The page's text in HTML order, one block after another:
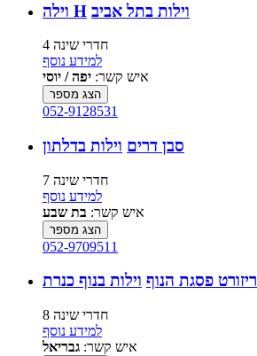
וילה H וילות בתל אביב
4 חדרי שינה
למידע נוסף
איש קשר: יפה / יוסי
הצג מספר
052-9128531
סבן דרים וילות בדלתון
7 חדרי שינה
למידע נוסף
איש קשר: בת שבע
הצג מספר
052-9709511
ריזורט פסגת הנוף וילות בנוף כנרת
8 חדרי שינה
למידע נוסף
איש קשר: גבריאל